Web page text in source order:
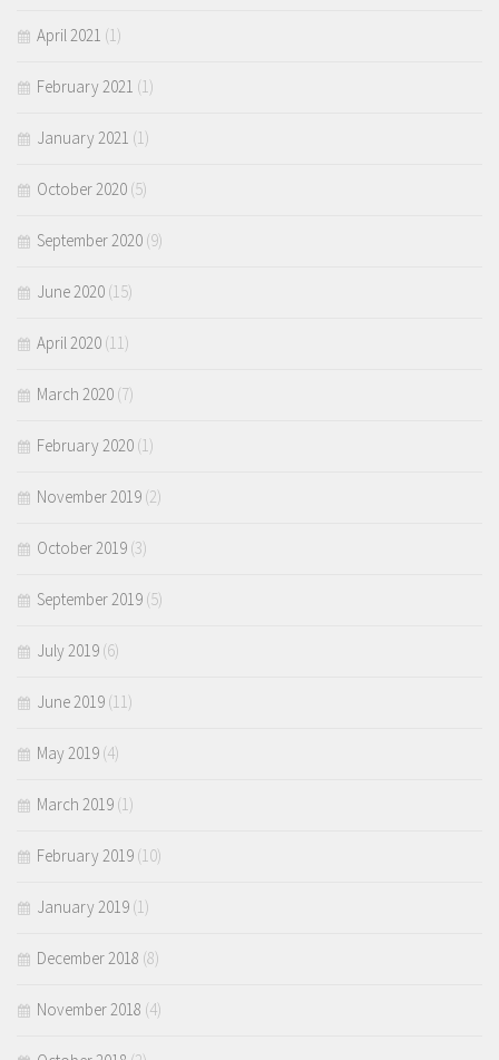
April 2021 (1)
February 2021 (1)
January 2021 (1)
October 2020 (5)
September 2020 (9)
June 2020 (15)
April 2020 (11)
March 2020 (7)
February 2020 (1)
November 2019 (2)
October 2019 (3)
September 2019 (5)
July 2019 (6)
June 2019 (11)
May 2019 (4)
March 2019 (1)
February 2019 (10)
January 2019 (1)
December 2018 (8)
November 2018 (4)